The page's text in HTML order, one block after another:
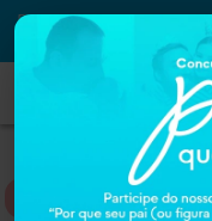
PRIMEIRA COMPRA
ALGODÃO CREMER